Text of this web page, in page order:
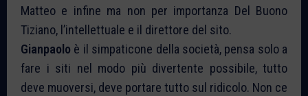
Matteo e infine ma non per importanza Del Buono
Tiziano, l’intellettuale e il direttore del sito.
Gianpaolo è il simpaticone della società, pensa solo a
fare i siti nel modo più divertente possibile, tutto
deve muoversi, deve portare tutto sul ridicolo. Non ce